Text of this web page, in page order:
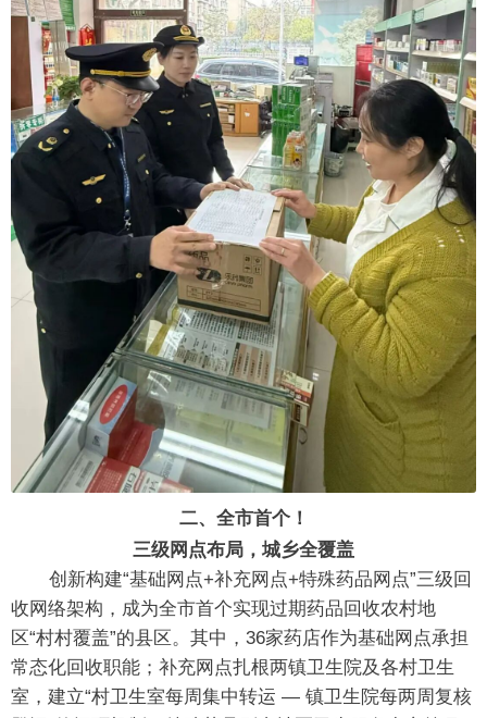
二、全市首个！
三级网点布局，城乡全覆盖
创新构建“基础网点+补充网点+特殊药品网点”三级回
收网络架构，成为全市首个实现过期药品回收农村地
区“村村覆盖”的县区。其中，36家药店作为基础网点承担
常态化回收职能；补充网点扎根两镇卫生院及各村卫生
室，建立“村卫生室每周集中转运 — 镇卫生院每两周复核